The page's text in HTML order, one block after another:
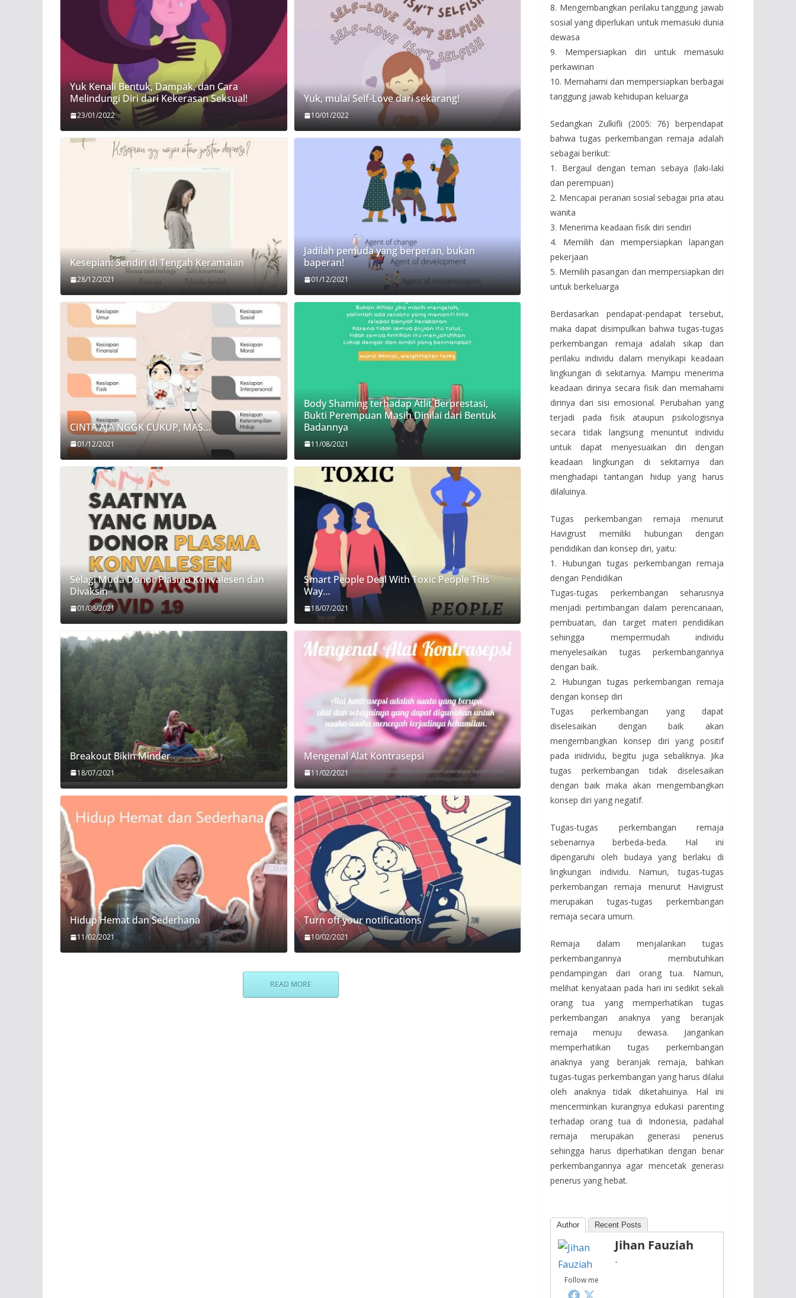
8. Mengembangkan perilaku tanggung jawab
sosial yang diperlukan untuk memasuki dunia
dewasa
9. Mempersiapkan diri untuk memasuki
perkawinan
10. Memahami dan mempersiapkan berbagai
tanggung jawab kehidupan keluarga
Sedangkan Zulkifli (2005: 76) berpendapat
bahwa tugas perkembangan remaja adalah
sebagai berikut:
1. Bergaul dengan teman sebaya (laki-laki
dan perempuan)
2. Mencapai peranan sosial sebagai pria atau
wanita
3. Menerima keadaan fisik diri sendiri
4. Memilih dan mempersiapkan lapangan
pekerjaan
5. Memilih pasangan dan mempersiapkan diri
untuk berkeluarga
Berdasarkan pendapat-pendapat tersebut,
maka dapat disimpulkan bahwa tugas-tugas
perkembangan remaja adalah sikap dan
perilaku individu dalam menyikapi keadaan
lingkungan di sekitarnya. Mampu menerima
keadaan dirinya secara fisik dan memahami
dirinya dari sisi emosional. Perubahan yang
terjadi pada fisik ataupun psikologisnya
secara tidak langsung menuntut individu
untuk dapat menyesuaikan diri dengan
keadaan lingkungan di sekitarnya dan
menghadapi tantangan hidup yang harus
dilaluinya.
Tugas perkembangan remaja menurut
Havigrust memiliki hubungan dengan
pendidikan dan konsep diri, yaitu:
1. Hubungan tugas perkembangan remaja
dengan Pendidikan
Tugas-tugas perkembangan seharusnya
menjadi pertimbangan dalam perencanaan,
pembuatan, dan target materi pendidikan
sehingga mempermudah individu
menyelesaikan tugas perkembangannya
dengan baik.
2. Hubungan tugas perkembangan remaja
dengan konsep diri
Tugas perkembangan yang dapat
diselesaikan dengan baik akan
mengembangkan konsep diri yang positif
pada inidividu, begitu juga sebaliknya. Jika
tugas perkembangan tidak diselesaikan
dengan baik maka akan mengembangkan
konsep diri yang negatif.
Tugas-tugas perkembangan remaja
sebenarnya berbeda-beda. Hal ini
dipengaruhi oleh budaya yang berlaku di
lingkungan individu. Namun, tugas-tugas
perkembangan remaja menurut Havigrust
merupakan tugas-tugas perkembangan
remaja secara umum.
Remaja dalam menjalankan tugas
perkembangannya membutuhkan
pendampingan dari orang tua. Namun,
melihat kenyataan pada hari ini sedikit sekali
orang tua yang memperhatikan tugas
perkembangan anaknya yang beranjak
remaja menuju dewasa. Jangankan
memperhatikan tugas perkembangan
anaknya yang beranjak remaja, bahkan
tugas-tugas perkembangan yang harus dilalui
oleh anaknya tidak diketahuinya. Hal ini
mencerminkan kurangnya edukasi parenting
terhadap orang tua di Indonesia, padahal
remaja merupakan generasi penerus
sehingga harus diperhatikan dengan benar
perkembangannya agar mencetak generasi
penerus yang hebat.
Author Recent Posts
Follow me
Jihan Fauziah
-
Yuk Kenali Bentuk, Dampak, dan Cara
Melindungi Diri dari Kekerasan Seksual!
23/01/2022
Yuk, mulai Self-Love dari sekarang!
10/01/2022
Kesepian: Sendiri di Tengah Keramaian
28/12/2021
Jadilah pemuda yang berperan, bukan
baperan!
01/12/2021
CINTA AJA NGGK CUKUP, MAS…
01/12/2021
Body Shaming terhadap Atlit Berprestasi,
Bukti Perempuan Masih Dinilai dari Bentuk
Badannya
11/08/2021
Selagi Muda Donor Plasma Konvalesen dan
Divaksin
01/08/2021
Smart People Deal With Toxic People This
Way…
18/07/2021
Breakout Bikin Minder
18/07/2021
Mengenal Alat Kontrasepsi
11/02/2021
Hidup Hemat dan Sederhana
11/02/2021
Turn off your notifications
10/02/2021
READ MORE